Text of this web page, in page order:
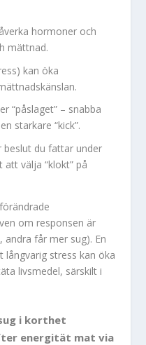
hormoner och
mättnad.
kan öka
“påslaget” – snabba
starkare “kick”.
beslut du fattar under
välja “klokt” på
om responsen är
andra får mer sug). En
stress kan öka
livsmedel, särskilt i
i korthet
energität mat via